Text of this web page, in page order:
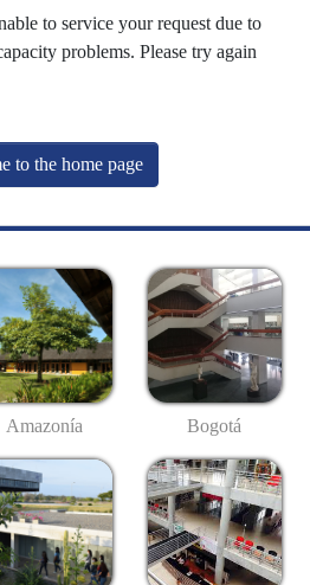
to service your request due to
problems. Please try again
to the home page
Amazonía Bogotá